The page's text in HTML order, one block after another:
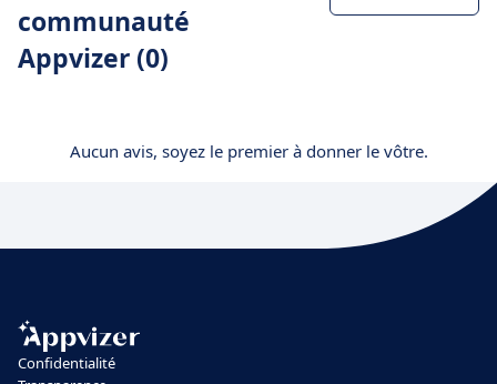
communauté
Appvizer (0)
Aucun avis, soyez le premier à donner le vôtre.
Confidentialité